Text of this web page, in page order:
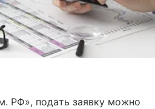
РФ», подать заявку можно